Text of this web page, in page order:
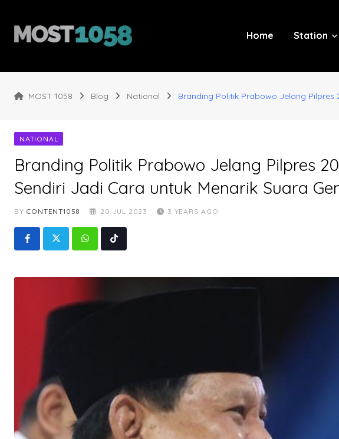
content
Home Station
MOST 1058 Blog National Branding Politik Prabowo Jelang Pilpres
NATIONAL
Branding Politik Prabowo Jelang Pilpres
Sendiri Jadi Cara untuk Menarik Suara
BY CONTENT1058 20 JUL 2023 3 YEARS AGO
WhatsappTiktok